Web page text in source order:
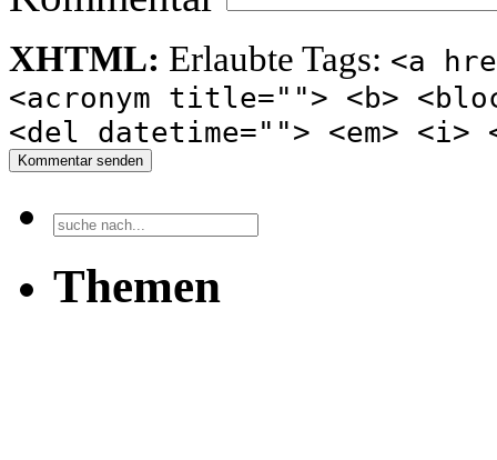
XHTML: Erlaubte Tags: <a
<acronym title=""> <b>
<del datetime=""> <em>
Kommentar senden
Themen